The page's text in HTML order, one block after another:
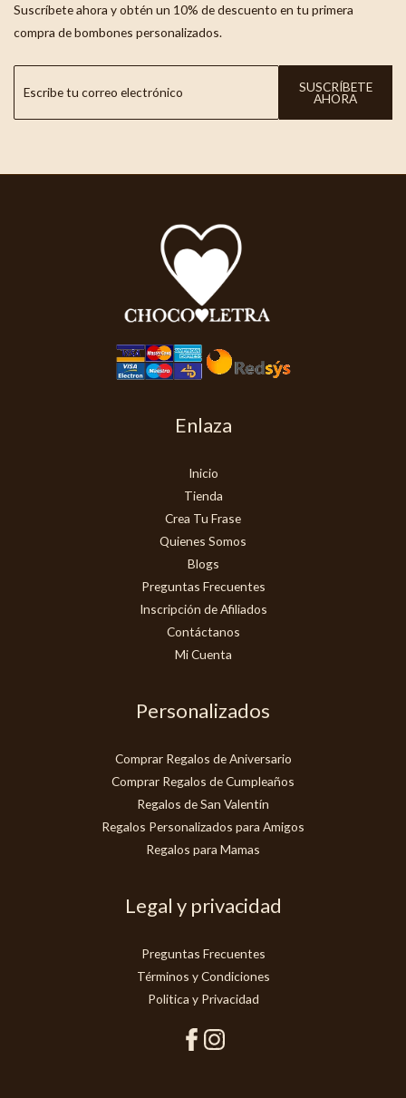
Suscríbete ahora y obtén un 10% de descuento en tu primera
compra de bombones personalizados.
SUSCRÍBETE
AHORA
Enlaza
Inicio
Tienda
Crea Tu Frase
Quienes Somos
Blogs
Preguntas Frecuentes
Inscripción de Afiliados
Contáctanos
Mi Cuenta
Personalizados
Comprar Regalos de Aniversario
Comprar Regalos de Cumpleaños
Regalos de San Valentín
Regalos Personalizados para Amigos
Regalos para Mamas
Legal y privacidad
Preguntas Frecuentes
Términos y Condiciones
Politica y Privacidad